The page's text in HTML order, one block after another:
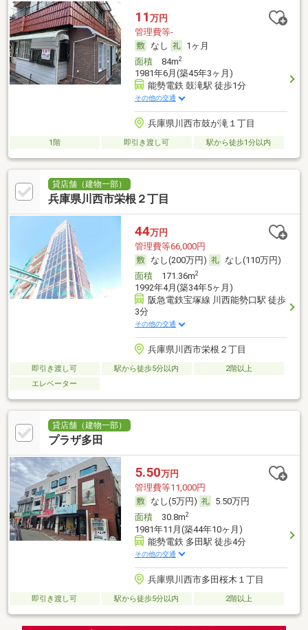
11 万円
管理費等-
なし
1ヶ月
面積84m2
1981年6月(築45年3ヶ月)
能勢電鉄 鼓滝駅 徒歩1分
その他の交通
兵庫県川西市鼓が滝１丁目
1階 即引き渡し可 駅から徒歩1分以内
貸店舗（建物一部）
兵庫県川西市栄根２丁目
44万円
管理費等66,000円
なし(200万円)
なし(110万円)
面積171.36m2
1992年4月(築34年5ヶ月)
阪急電鉄宝塚線 川西能勢口駅 徒歩
3分
その他の交通
兵庫県川西市栄根２丁目
即引き渡し可 駅から徒歩5分以内
2階以上
エレベーター
貸店舗（建物一部）
プラザ多田
5.50万円
管理費等11,000円
なし(5万円)
5.50万円
面積30.8m2
1981年11月(築44年10ヶ月)
能勢電鉄 多田駅 徒歩4分
その他の交通
兵庫県川西市多田桜木１丁目
即引き渡し可 駅から徒歩5分以内 2階以上